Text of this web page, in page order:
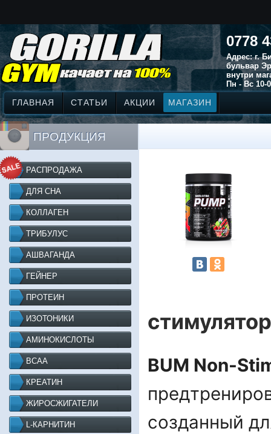
0778
Адрес: г.
бульвар
внутри
Пн - Вс 10-
ГЛАВНАЯ СТАТЬИ АКЦИИ МАГАЗИН
ПРОДУКЦИЯ
РАСПРОДАЖА
ДЛЯ СНА
КОЛЛАГЕН
ТРИБУЛУС
АШВАГАНДА
ГЕЙНЕР
ПРОТЕИН
ИЗОТОНИКИ
АМИНОКИСЛОТЫ
BCAA
КРЕАТИН
ЖИРОСЖИГАТЕЛИ
L-КАРНИТИН
BUM Non-
созданный